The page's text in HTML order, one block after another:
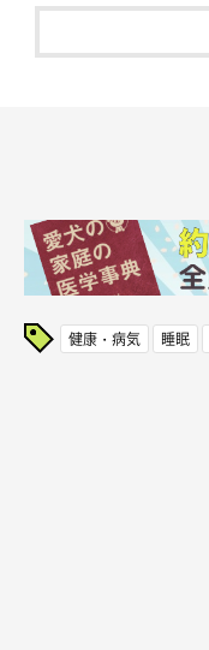
健康・病気 睡眠